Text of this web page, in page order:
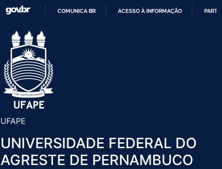
Pular
COMUNICA BR ACESSO À INFORMAÇÃO
UFAPE
UNIVERSIDADE FEDERAL DO
AGRESTE DE PERNAMBUCO